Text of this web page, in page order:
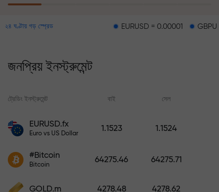
মাসের মধ্যে মুনাফা তিনগুণ করার নিশ্চয়তা দেওয়া
হয়। নিশ্চিন্তে ট্রেডিং করুন — আপনার মূলধন
ডিপোজিট করুন এবং আপনার ডিপোজিটের 1,000
গুণ বোনাস নিন। X1000 কোনো টাইপিং মিসটেক
ততই বেশি।
২৪ ঘণ্টায় গড় স্প্রেড EURUSD = 0.00001 GBPUSD = 0.00003
জনপ্রিয় ইনস্ট্রুমেন্ট
ট্রেডিং ইনস্ট্রুমেন্ট বাই সেল
EURUSD.fx
Euro vs US Dollar
1.1523 1.1524
#Bitcoin
Bitcoin
64275.46 64275.71
GOLD.m 4278.48 4278.62